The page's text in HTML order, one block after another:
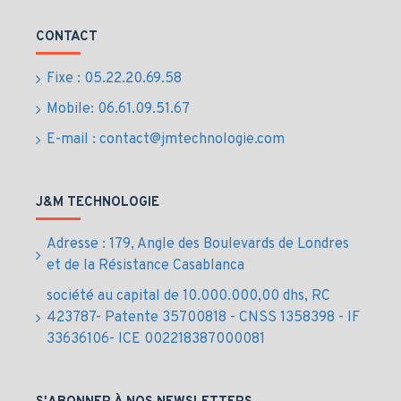
Applications
recommandées
Salles de réunion moyennes et grandes (10 à 20
Espaces de collaboration hybride et intégration
audiovisuelle
intersites
Installations audiovisuelles professionnelles au
Maroc
Fiche technique
CONTACT
Fixe : 05.22.20.69.58
Mobile: 06.61.09.51.67
E-mail : contact@jmtechnologie.com
J&M TECHNOLOGIE
Adresse : 179, Angle des Boulevards de Londres
et de la Résistance Casablanca
société au capital de 10.000.000,00 dhs, RC
423787- Patente 35700818 - CNSS 1358398 - IF
33636106- ICE 002218387000081